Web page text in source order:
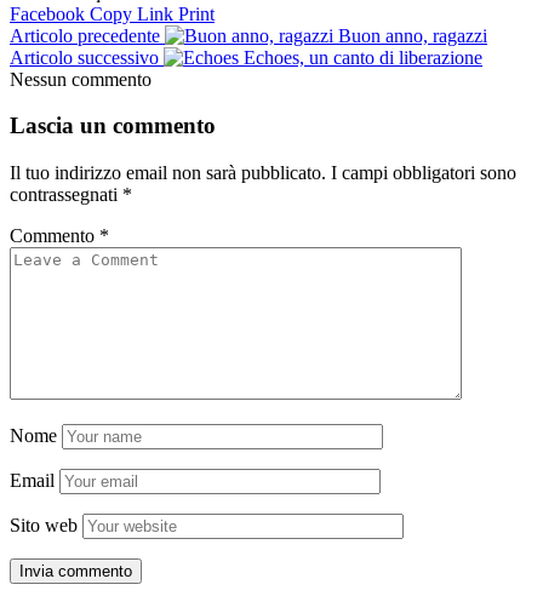
Facebook Copy Link Print
Articolo precedente
Buon anno, ragazzi
Articolo successivo
Echoes, un canto di liberazione
Nessun commento
Lascia un commento
Il tuo indirizzo email non sarà pubblicato. I campi obbligatori sono
contrassegnati *
Commento *
Nome
Email
Sito web